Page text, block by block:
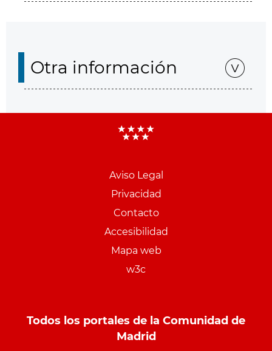
Otra información
Aviso Legal
Privacidad
Contacto
Accesibilidad
Mapa web
w3c
Todos los portales de la Comunidad de
Madrid